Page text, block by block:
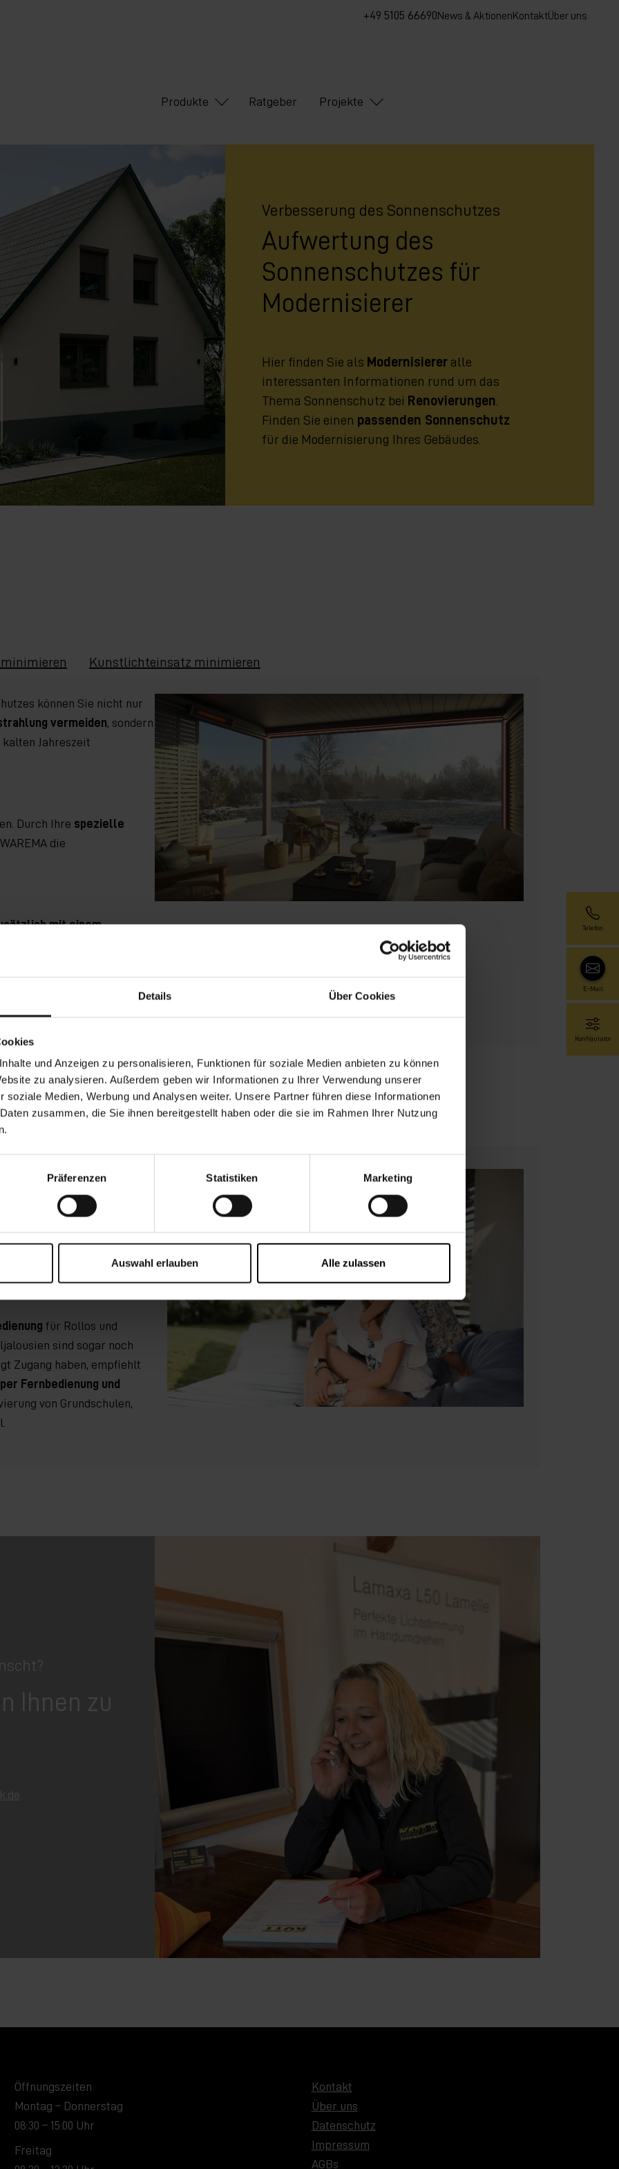
Details Über Cookies
und Anzeigen zu personalisieren, Funktionen für soziale Medien anbieten zu können
zu analysieren. Außerdem geben wir Informationen zu Ihrer Verwendung unserer
soziale Medien, Werbung und Analysen weiter. Unsere Partner führen diese Informationen
zusammen, die Sie ihnen bereitgestellt haben oder die sie im Rahmen Ihrer Nutzung
Präferenzen Statistiken Marketing
Auswahl erlauben Alle zulassen
+49 5105 66690News & AktionenKontaktÜber uns
Produkte
Ratgeber Projekte
Verbesserung des Sonnenschutzes
Aufwertung des
Sonnenschutzes für
Modernisierer
Hier finden Sie als Modernisierer alle
interessanten Informationen rund um das
Thema Sonnenschutz bei Renovierungen
Finden Sie einen passenden Sonnenschutz
für die Modernisierung Ihres Gebäudes.
Kunstlichteinsatz minimieren
können Sie nicht nur
vermeiden, sondern
kalten Jahreszeit
Durch Ihre spezielle
die
mit einem
besteht immer ein
an den Schnur- und
deswegen nach DIN EN
Reichweite von Kindern
dafür
und kann mit
für Rollos und
sind sogar noch
Zugang haben, empfiehlt
per Fernbedienung und
von Grundschulen,
Ihnen zu
Öffnungszeiten
Montag – Donnerstag
08:30 – 15:00 Uhr
Freitag
Kontakt
Über uns
Datenschutz
Impressum
AGBs
Telefon
E-Mail
Konfigurator